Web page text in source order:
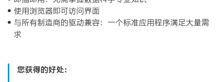
使用浏览器即可访问界面
与所有制造商的驱动兼容：一个标准应用程序满足大量需
求
您获得的好处：